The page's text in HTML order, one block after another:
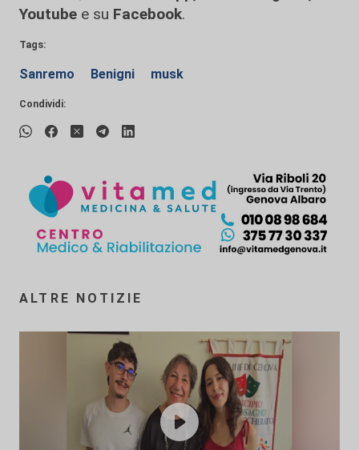
Youtube e su Facebook.
Tags:
Sanremo Benigni musk
Condividi:
ALTRE NOTIZIE